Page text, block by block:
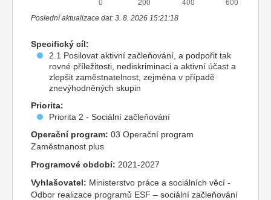
Poslední aktualizace dat: 3. 8. 2026 15:21:18
Specifický cíl:
2.1 Posilovat aktivní začleňování, a podpořit tak
rovné příležitosti, nediskriminaci a aktivní účast a
zlepšit zaměstnatelnost, zejména v případě
znevýhodněných skupin
Priorita:
Priorita 2 - Sociální začleňování
Operační program: 03 Operační program
Zaměstnanost plus
Programové období: 2021-2027
Vyhlašovatel: Ministerstvo práce a sociálních věcí -
Odbor realizace programů ESF – sociální začleňování